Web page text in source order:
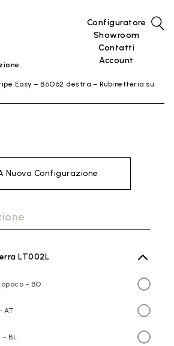
Configuratore
Showroom
Contatti
Account
Easy – B6O62 destra – Rubinetteria su
Nuova Configurazione
LT002L
- BO
AT
- BL